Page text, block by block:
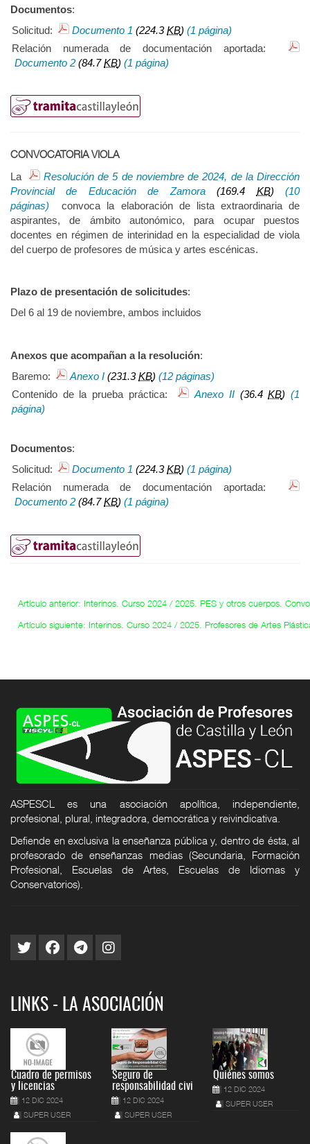
Documentos:
Solicitud:
Documento 1 (224.3KB) (1 página)
Relación numerada de documentación aportada:
Documento 2 (84.7KB) (1 página)
CONVOCATORIA VIOLA
La
Resolución de 5 de noviembre de 2024, de la Dirección
Provincial de Educación de Zamora(169.4 KB) (10
páginas)
convoca la elaboración de lista extraordinaria de
aspirantes, de ámbito autonómico, para ocupar puestos
docentes en régimen de interinidad en la especialidad de viola
del cuerpo de profesores de música y artes escénicas.
Plazo de presentación de solicitudes:
Del 6 al 19 de noviembre, ambos incluidos
Anexos que acompañan a la resolución:
Baremo:
Anexo I (231.3KB) (12 páginas)
Contenido de la prueba práctica:
Anexo II(36.4KB) (1
página)
Documentos:
Solicitud:
Documento 1 (224.3KB) (1 página)
Relación numerada de documentación aportada:
Documento 2 (84.7KB) (1 página)
Artículo anterior: Interinos. Curso 2024 / 2025. PES y otros cuerpos.
Artículo siguiente: Interinos. Curso 2024 / 2025. Profesores de Artes
ASPESCL es una asociación apolítica, independiente,
profesional, plural, integradora, democrática y reivindicativa.
Defiende en exclusiva la enseñanza pública y, dentro de ésta, al
profesorado de enseñanzas medias (Secundaria, Formación
Profesional, Escuelas de Artes, Escuelas de Idiomas y
Conservatorios).
LINKS - LA ASOCIACIÓN
Cuadro de permisos
y licencias
12 DIC 2024
SUPER USER
Seguro de
responsabilidad civi
12 DIC 2024
SUPER USER
Quiénes somos
12 DIC 2024
SUPER USER